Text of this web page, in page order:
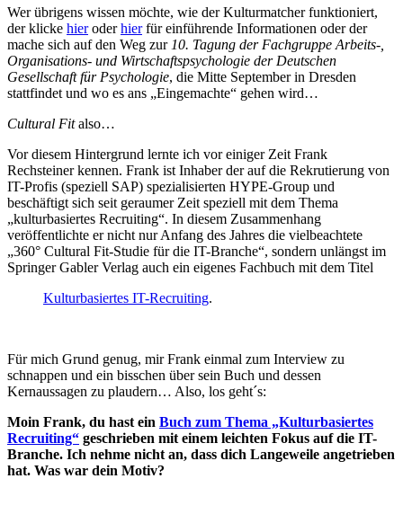
Wer übrigens wissen möchte, wie der Kulturmatcher funktioniert,
der klicke hieroderhierfür einführende Informationen oder der
mache sich auf den Weg zur 10. Tagung der Fachgruppe Arbeits-,
Organisations- und Wirtschaftspsychologie der Deutschen
Gesellschaft für Psychologie, die Mitte September in Dresden
stattfindet und wo es ans „Eingemachte“ gehen wird…
Cultural Fitalso…
Vor diesem Hintergrund lernte ich vor einiger Zeit Frank
Rechsteiner kennen. Frank ist Inhaber der auf die Rekrutierung von
IT-Profis (speziell SAP) spezialisierten HYPE-Group und
beschäftigt sich seit geraumer Zeit speziell mit dem Thema
„kulturbasiertes Recruiting“. In diesem Zusammenhang
veröffentlichte er nicht nur Anfang des Jahres die vielbeachtete
„360° Cultural Fit-Studie für die IT-Branche“, sondern unlängst im
Springer Gabler Verlag auch ein eigenes Fachbuch mit dem Titel
Kulturbasiertes IT-Recruiting.
Für mich Grund genug, mir Frank einmal zum Interview zu
schnappen und ein bisschen über sein Buch und dessen
Kernaussagen zu plaudern… Also, los geht´s:
Moin Frank, du hast ein Buch zum Thema „Kulturbasiertes
Recruiting“ geschrieben mit einem leichten Fokus auf die IT-
Branche. Ich nehme nicht an, dass dich Langeweile angetrieben
hat. Was war dein Motiv?